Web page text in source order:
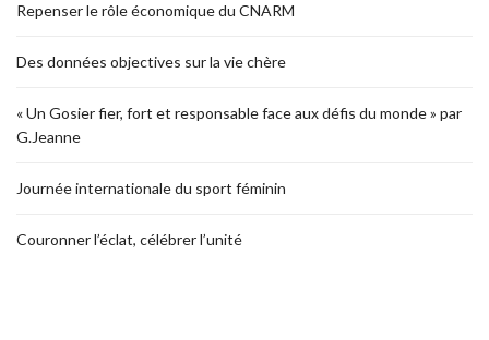
Repenser le rôle économique du CNARM
Des données objectives sur la vie chère
« Un Gosier fier, fort et responsable face aux défis du monde » par
G.Jeanne
Journée internationale du sport féminin
Couronner l’éclat, célébrer l’unité